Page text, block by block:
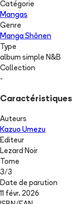
Catégorie
Mangas
Genre
Manga Shōnen
Type
album simple N&B
Collection
-
Caractéristiques
Auteurs
Kazuo Umezu
Editeur
Lezard Noir
Tome
3/3
Date de parution
11 févr. 2026